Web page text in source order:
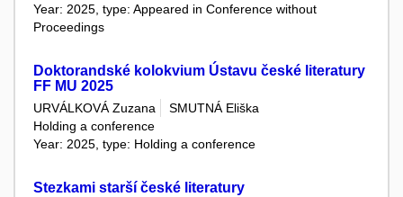
Year: 2025, type: Appeared in Conference without
Proceedings
Doktorandské kolokvium Ústavu české literatury
FF MU 2025
URVÁLKOVÁ Zuzana
SMUTNÁ Eliška
Holding a conference
Year: 2025, type: Holding a conference
Stezkami starší české literatury